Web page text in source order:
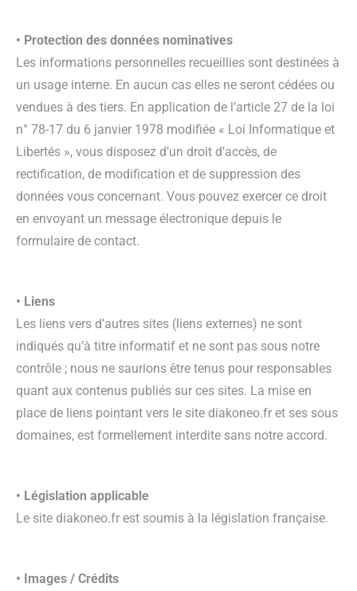
• Protection des données nominatives
Les informations personnelles recueillies sont destinées à
un usage interne. En aucun cas elles ne seront cédées ou
vendues à des tiers. En application de l’article 27 de la loi
n° 78-17 du 6 janvier 1978 modifiée « Loi Informatique et
Libertés », vous disposez d’un droit d’accès, de
rectification, de modification et de suppression des
données vous concernant. Vous pouvez exercer ce droit
en envoyant un message électronique depuis le
formulaire de contact.
• Liens
Les liens vers d’autres sites (liens externes) ne sont
indiqués qu’à titre informatif et ne sont pas sous notre
contrôle ; nous ne saurions être tenus pour responsables
quant aux contenus publiés sur ces sites. La mise en
place de liens pointant vers le site diakoneo.fr et ses sous
domaines, est formellement interdite sans notre accord.
• Législation applicable
Le site diakoneo.fr est soumis à la législation française.
• Images / Crédits